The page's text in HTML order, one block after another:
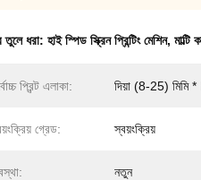
তুলে ধরা: হাই স্পিড স্ক্রিন প্রিন্টিং মেশিন, মাল্টি
প্রিন্ট এলাকা: দিয়া (8-25) মিমি
গ্রেড: স্বয়ংক্রিয়
নতুন